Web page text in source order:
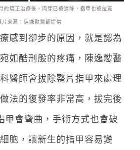
的矯正治療後，肉芽已被清除，指甲也被拉寬
片來源：陳逸懃醫師提供
感到卻步的原因，就是認為
如酷刑般的疼痛，陳逸懃醫
醫師會拔除整片指甲來處理
法的復發率非常高，拔完後
甲會彎曲，手術方式也會破
胞，讓新生的指甲容易變